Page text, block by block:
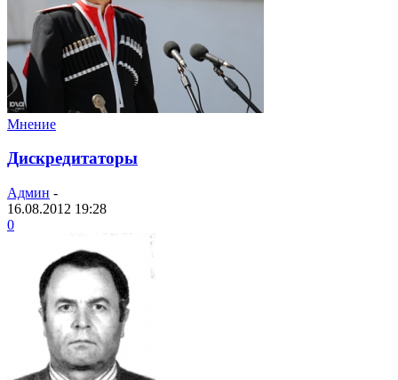
Мнение
Дискредитаторы
Админ -
16.08.2012 19:28
0